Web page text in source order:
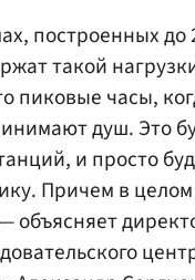
построенных до
такой
пиковые часы,
душ. Это
и просто
Причем в
объясняет